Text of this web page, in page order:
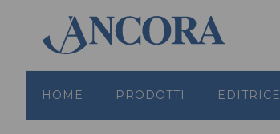
HOME PRODOTTI EDITRICE